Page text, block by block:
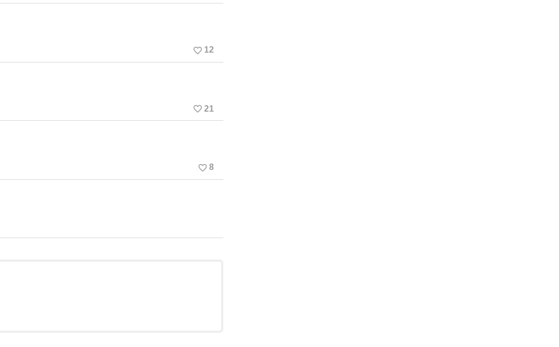
favorite_border 12
favorite_border 21
favorite_border 8